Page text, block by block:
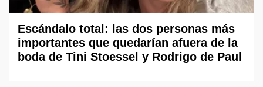
Escándalo total: las dos personas más
importantes que quedarían afuera de la
boda de Tini Stoessel y Rodrigo de Paul